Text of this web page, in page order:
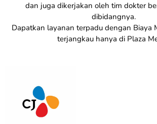
dan juga dikerjakan oleh tim dokter
dibidangnya.
Dapatkan layanan terpadu dengan Biaya
terjangkau hanya di Plaza